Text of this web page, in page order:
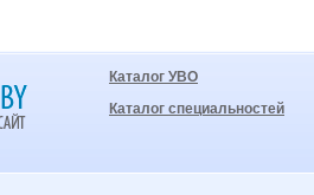
Каталог УВО
Каталог специальностей